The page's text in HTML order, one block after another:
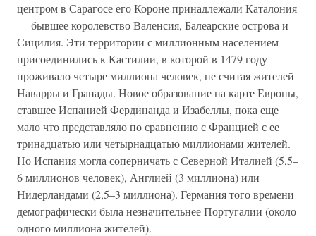
центром в Сарагосе его Короне принадлежали Каталония
— бывшее королевство Валенсия, Балеарские острова и
Сицилия. Эти территории с миллионным населением
присоединились к Кастилии, в которой в 1479 году
проживало четыре миллиона человек, не считая жителей
Наварры и Гранады. Новое образование на карте Европы,
ставшее Испанией Фердинанда и Изабеллы, пока еще
мало что представляло по сравнению с Францией с ее
тринадцатью или четырнадцатью миллионами жителей.
Но Испания могла соперничать с Северной Италией (5,5–
6 миллионов человек), Англией (3 миллиона) или
Нидерландами (2,5–3 миллиона). Германия того времени
демографически была незначительнее Португалии (около
одного миллиона жителей).